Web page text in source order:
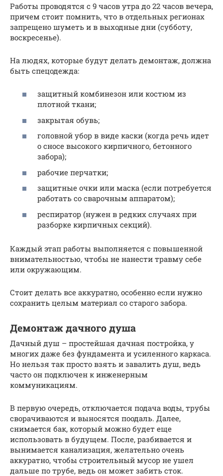
Работы проводятся с 9 часов утра до 22 часов вечера,
причем стоит помнить, что в отдельных регионах
запрещено шуметь и в выходные дни (субботу,
воскресенье).
На людях, которые будут делать демонтаж, должна
быть спецодежда:
защитный комбинезон или костюм из
плотной ткани;
закрытая обувь;
головной убор в виде каски (когда речь идет
о сносе высокого кирпичного, бетонного
забора);
рабочие перчатки;
защитные очки или маска (если потребуется
работать со сварочным аппаратом);
респиратор (нужен в редких случаях при
разборке кирпичных секций).
Каждый этап работы выполняется с повышенной
внимательностью, чтобы не нанести травму себе
или окружающим.
Стоит делать все аккуратно, особенно если нужно
сохранить целым материал со старого забора.
Демонтаж дачного душа
Дачный душ – простейшая дачная постройка, у
многих даже без фундамента и усиленного каркаса.
Но нельзя так просто взять и завалить душ, ведь
часто он подключен к инженерным
коммуникациям.
В первую очередь, отключается подача воды, трубы
сворачиваются и выносятся поодаль. Далее,
снимается бак, который можно будет еще
использовать в будущем. После, разбивается и
вынимается канализация, желательно очень
аккуратно, чтобы строительный мусор не ушел
дальше по трубе, ведь он может забить сток.